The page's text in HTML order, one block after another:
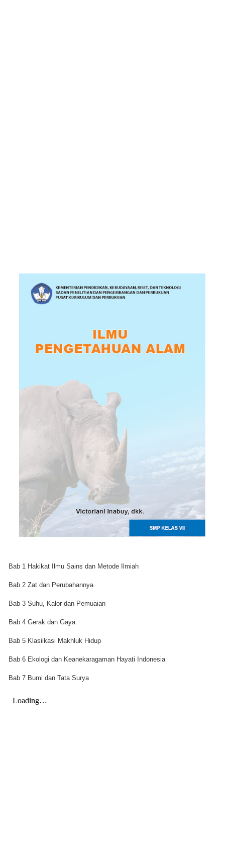
Bab 1 Hakikat Ilmu Sains dan Metode Ilmiah
Bab 2 Zat dan Perubahannya
Bab 3 Suhu, Kalor dan Pemuaian
Bab 4 Gerak dan Gaya
Bab 5 Klasiikasi Makhluk Hidup
Bab 6 Ekologi dan Keanekaragaman Hayati Indonesia
Bab 7 Bumi dan Tata Surya